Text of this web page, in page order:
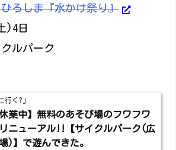
ろしま『水かけ祭り』
)4日
ルパーク
行く?」
休業中】無料のあそび場のフワフワ
ニューアル!!【サイクルパーク(広
)】で遊んできた。